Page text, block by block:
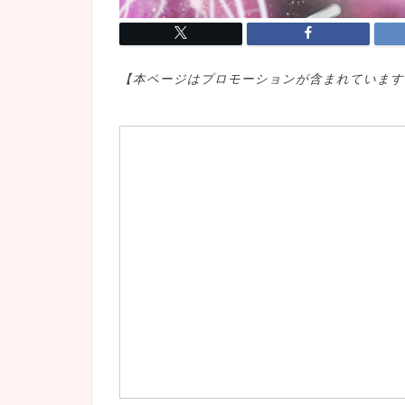
【本ページはプロモ ーションが含まれていま